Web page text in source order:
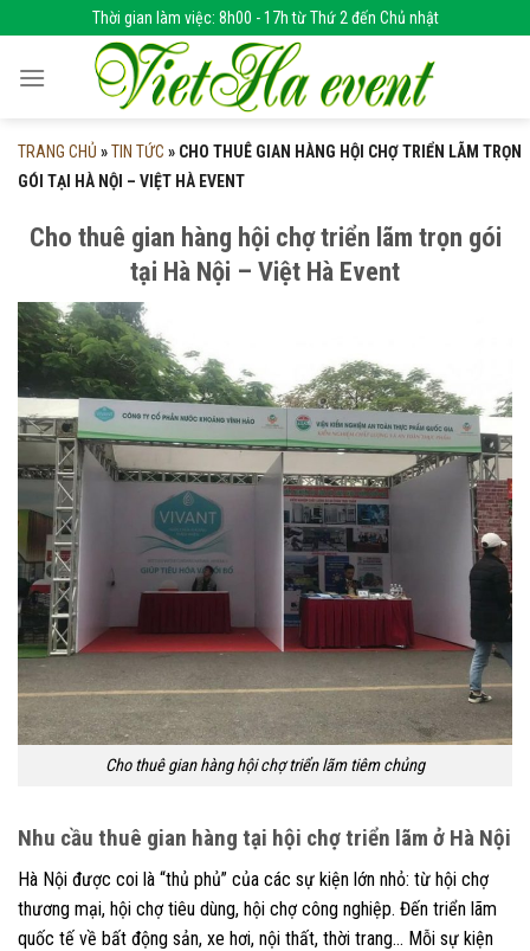
to
content
Thời gian làm việc: 8h00 - 17h từ Thứ 2 đến Chủ nhật
TRANG CHỦ »TIN TỨC » CHO THUÊ GIAN HÀNG HỘI CHỢ TRIỂN LÃM TRỌN
GÓI TẠI HÀ NỘI – VIỆT HÀ EVENT
Cho thuê gian hàng hội chợ triển lãm trọn gói
tại Hà Nội – Việt Hà Event
Cho thuê gian hàng hội chợ triển lãm tiêm chủng
Nhu cầu thuê gian hàng tại hội chợ triển lãm ở Hà Nội
Hà Nội được coi là “thủ phủ” của các sự kiện lớn nhỏ: từ hội chợ
thương mại, hội chợ tiêu dùng, hội chợ công nghiệp. Đến triển lãm
quốc tế về bất động sản, xe hơi, nội thất, thời trang… Mỗi sự kiện